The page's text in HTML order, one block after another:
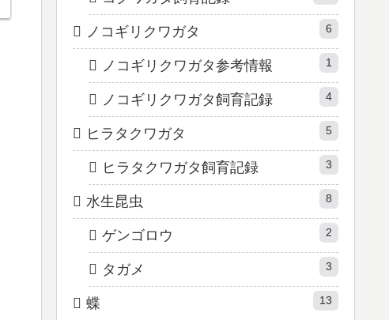
ノコギリクワガタ 6
ノコギリクワガタ参考情報 1
ノコギリクワガタ飼育記録 4
ヒラタクワガタ 5
ヒラタクワガタ飼育記録 3
水生昆虫 8
ゲンゴロウ 2
タガメ 3
蝶 13